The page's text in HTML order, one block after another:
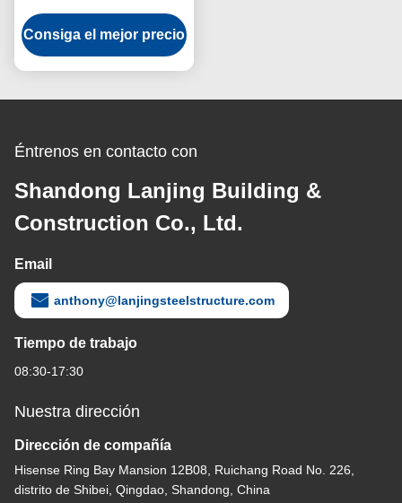
acero laminado en
caliente inspección
rigurosa
Consiga el mejor precio
Éntrenos en contacto con
Shandong Lanjing Building &
Construction Co., Ltd.
Email
anthony@lanjingsteelstructure.com
Tiempo de trabajo
08:30-17:30
Nuestra dirección
Dirección de compañía
Hisense Ring Bay Mansion 12B08, Ruichang Road No. 226,
distrito de Shibei, Qingdao, Shandong, China